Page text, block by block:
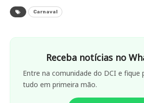
Carnaval
Receba notícias no
Entre na comunidade do DCI e fique
tudo em primeira mão.